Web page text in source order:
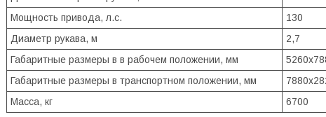
Мощность привода, л.с.
130
Диаметр рукава, м
2,7
Габаритные размеры в в рабочем положении, мм
Габаритные размеры в транспортном положении, мм
Масса, кг
6700